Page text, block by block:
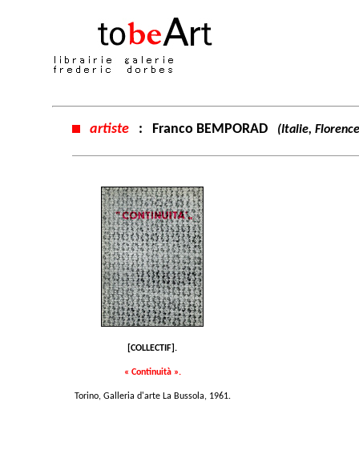
artiste : Franco BEMPORAD (Italie,
[COLLECTIF].
« Continuità ».
Torino, Galleria d'arte La Bussola, 1961.